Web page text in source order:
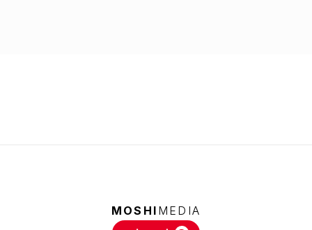
MOSHI MEDIA